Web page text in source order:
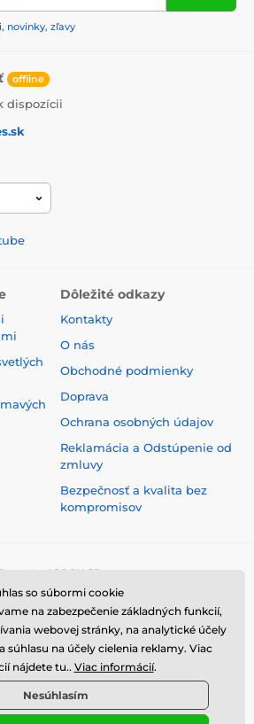
novinky, zľavy
offline
dispozícii
Dôležité odkazy
Kontakty
O nás
Obchodné podmienky
Doprava
Ochrana osobných údajov
Reklamácia a Odstúpenie od
zmluvy
Bezpečnosť a kvalita bez
kompromisov
so súbormi cookie
na zabezpečenie základných funkcií,
webovej stránky, na analytické účely
súhlasu na účely cielenia reklamy. Viac
nájdete tu.. Viac informácií.
Nesúhlasím